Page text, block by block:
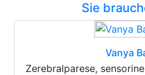
Sie
Vanya
Zerebralparese,